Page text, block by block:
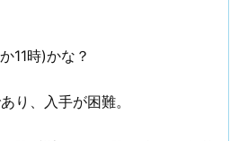
11時)かな？
り、入手が困難。